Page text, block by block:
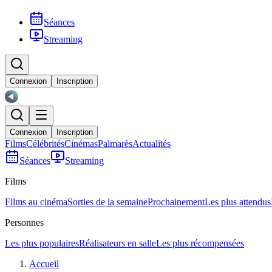
Séances
Streaming
Connexion Inscription
Connexion Inscription
FilmsCélébritésCinémasPalmarèsActualités
Séances
Streaming
Films
Films au cinémaSorties de la semaineProchainementLes plus attendus
Personnes
Les plus populairesRéalisateurs en salleLes plus récompensées
Accueil